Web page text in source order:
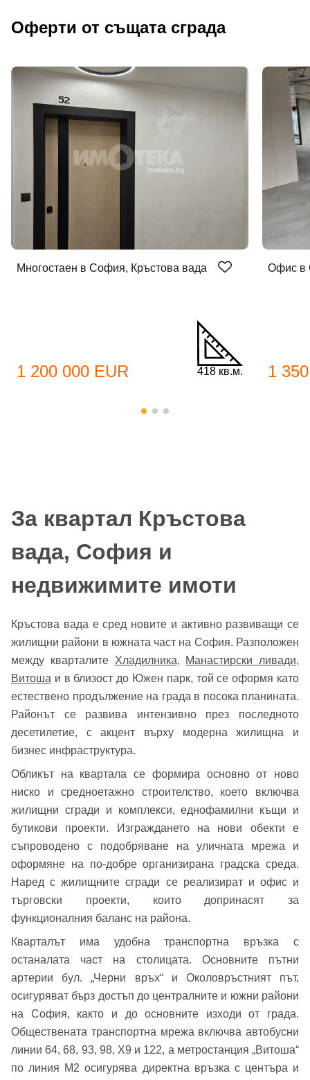
Добре дошъл!
Вход Регистрация
Оферти от същата сграда
Многостаен в София, Кръстова вада
1 200 000 EUR 418 кв.м.
Офис в
1
За квартал Кръстова
вада, София и
недвижимите имоти
Кръстова вада е сред новите и активно развиващи се
жилищни райони в южната част на София. Разположен
между кварталите Хладилника, Манастирски ливади,
Витоша и в близост до Южен парк, той се оформя като
естествено продължение на града в посока планината.
Районът се развива интензивно през последното
десетилетие, с акцент върху модерна жилищна и
бизнес инфраструктура.
Обликът на квартала се формира основно от ново
ниско и средноетажно строителство, което включва
жилищни сгради и комплекси, еднофамилни къщи и
бутикови проекти. Изграждането на нови обекти е
съпроводено с подобряване на уличната мрежа и
оформяне на по-добре организирана градска среда.
Наред с жилищните сгради се реализират и офис и
търговски проекти, които допринасят за
функционалния баланс на района.
Кварталът има удобна транспортна връзка с
останалата част на столицата. Основните пътни
артерии бул. „Черни връх“ и Околовръстният път,
осигуряват бърз достъп до централните и южни райони
на София, както и до основните изходи от града.
Обществената транспортна мрежа включва автобусни
линии 64, 68, 93, 98, Х9 и 122, а метростанция „Витоша“
по линия М2 осигурява директна връзка с центъра и